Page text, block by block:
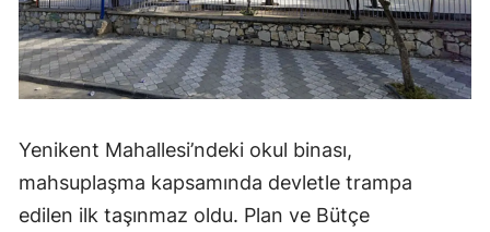
Yenikent Mahallesi’ndeki okul binası,
mahsuplaşma kapsamında devletle trampa
edilen ilk taşınmaz oldu. Plan ve Bütçe